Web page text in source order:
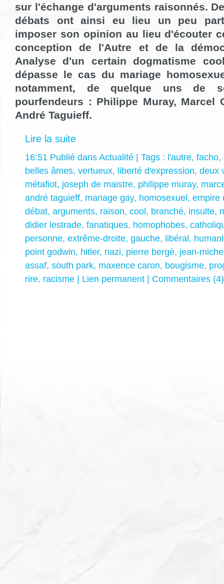
sur l'échange d'arguments raisonnés.
débats ont ainsi eu lieu un peu
imposer son opinion au lieu d'écouter
conception de l'Autre et de la
Analyse d'un certain dogmatisme
dépasse le cas du mariage
notamment, de quelque uns de
pourfendeurs : Philippe Muray, Marcel
André Taguieff.
Lire la suite
16:51 Publié dans Actualité | Tags : l'autre, facho,
belles âmes, vertueux, liberté d'expression, deux
métafiot, joseph de maistre, philippe muray,
andré taguieff, mariage gay, homosexuel , empire
débat, arguments, raison, cool , branché, insulte,
didier lestrade, fanatiques, homophobes,
personne, extrême-droite, gauche, libéral ,
point godwin, hitler, nazi, pierre bergé, jean-
assaf, south park, maxence caron, bougisme,
rire, racisme Lien permanent Commentaires (4)